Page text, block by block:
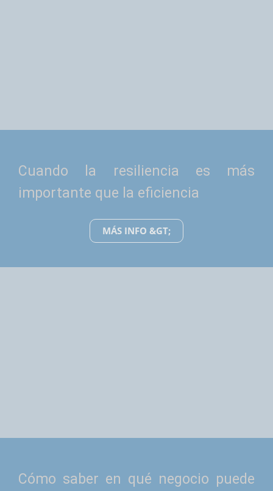
Cuando la resiliencia es más
importante que la eficiencia
MÁS INFO &GT;
Cómo saber en qué negocio puede